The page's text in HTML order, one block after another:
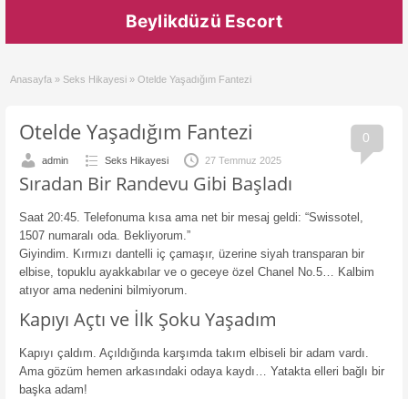
Beylikdüzü Escort
Anasayfa » Seks Hikayesi » Otelde Yaşadığım Fantezi
0
Otelde Yaşadığım Fantezi
admin Seks Hikayesi 27 Temmuz 2025
Sıradan Bir Randevu Gibi Başladı
Saat 20:45. Telefonuma kısa ama net bir mesaj geldi: “Swissotel,
1507 numaralı oda. Bekliyorum.”
Giyindim. Kırmızı dantelli iç çamaşır, üzerine siyah transparan bir
elbise, topuklu ayakkabılar ve o geceye özel Chanel No.5… Kalbim
atıyor ama nedenini bilmiyorum.
Kapıyı Açtı ve İlk Şoku Yaşadım
Kapıyı çaldım. Açıldığında karşımda takım elbiseli bir adam vardı.
Ama gözüm hemen arkasındaki odaya kaydı… Yatakta elleri bağlı bir
başka adam!